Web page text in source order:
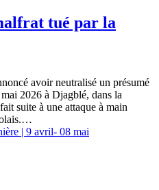
tué par la
avoir neutralisé un présumé
2026 à Djagblé, dans la
suite à une attaque à main